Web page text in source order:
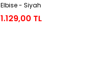
Elbise - Siyah
1.129,00 TL